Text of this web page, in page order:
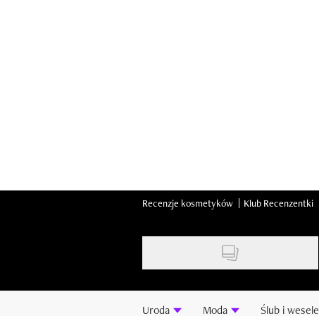
Recenzje kosmetyków Klub Recenzentki
Uroda Moda Ślub i wesele